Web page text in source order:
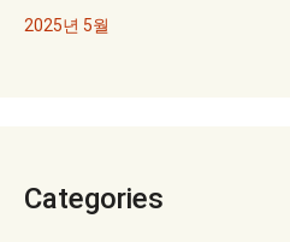
2025년 5월
Categories